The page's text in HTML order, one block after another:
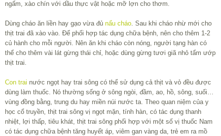
ngấm, xào chín với dầu thực vật hoặc mỡ lợn cho thơm.
Dùng cháo ăn liền hay gạo vừa đủ nấu cháo. Sau khi cháo nhừ mới cho
thịt trai đã xào vào. Để phối hợp tác dụng chữa bệnh, nên cho thêm 1-2
củ hành cho mỗi người. Nên ăn khi cháo còn nóng, người tạng hàn có
thể cho thêm vài lát gừng thái chỉ, hoặc dùng gừng tươi giã nhỏ tẩm ướp
thịt trai.
Con trai nước ngọt hay trai sông có thể sử dụng cả thịt và vỏ đều được
dùng làm thuốc. Nó thường sống ở sông ngòi, đầm, ao, hồ, sông, suối…
vùng đồng bằng, trung du hay miền núi nước ta. Theo quan niệm của y
học cổ truyền, thịt trai sông vị ngọt mặn, tính hàn, có tác dụng thanh
nhiệt, lợi thấp, tiêu khát, thịt trai sông phối hợp với một số vị thuốc Nam
có tác dụng chữa bệnh tăng huyết áp, viêm gan vàng da, trẻ em ra mồ